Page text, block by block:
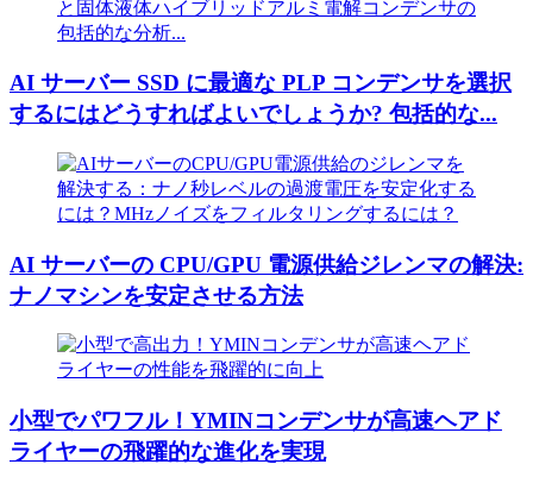
AI サーバー SSD に最適な PLP コンデンサを選択
するにはどうすればよいでしょうか? 包括的な...
AI サーバーの CPU/GPU 電源供給ジレンマの解決:
ナノマシンを安定させる方法
小型でパワフル！YMINコンデンサが高速ヘアド
ライヤーの飛躍的な進化を実現